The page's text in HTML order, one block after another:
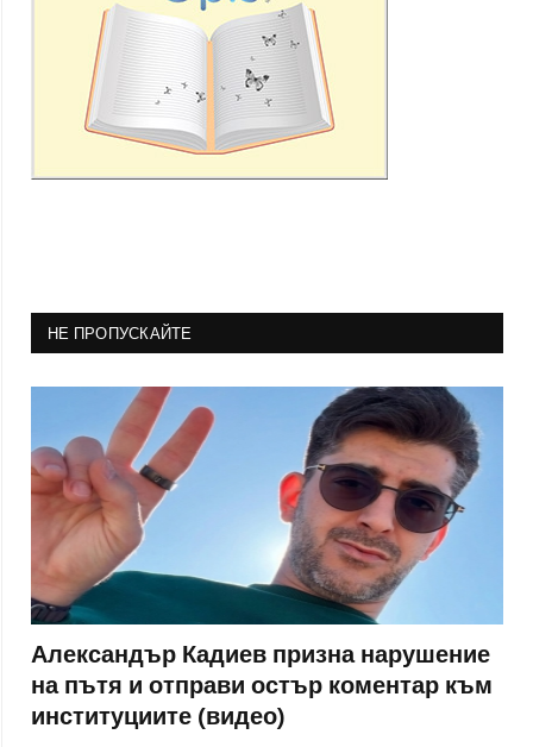
НЕ ПРОПУСКАЙТЕ
Александър Кадиев призна нарушение
на пътя и отправи остър коментар към
институциите (видео)